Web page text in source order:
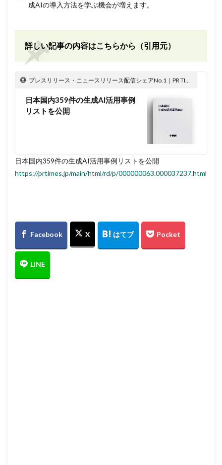
成AIの導入方法を学ぶ機会が増えます。
詳しい記事の内容はこちらから（引用元）
プレスリリース・ニュースリリース配信シェアNo.1｜PR TIMES
日本国内359件の生成AI活用事例
リストを公開
日本国内359件の生成AI活用事例リストを公開
https://prtimes.jp/main/html/rd/p/000000063.000037237.html